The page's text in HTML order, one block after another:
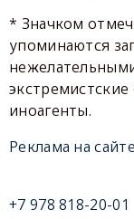
* Значком
упоминаются
иноагенты.
Реклама на
+7 978 818-20-01